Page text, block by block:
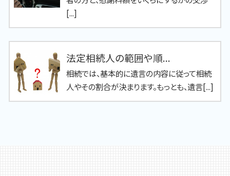
[...]
法定相続人の範囲や順...
相続では、基本的に遺言の内容に従って相続
人やその割合が決まります。もっとも、遺言[...]